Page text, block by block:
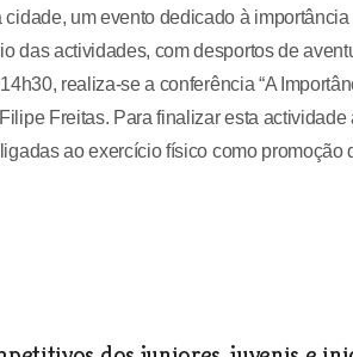
um evento dedicado à
das actividades, com desportos de
realiza-se a conferência “A
Freitas. Para finalizar esta
ao exercício físico como promoção